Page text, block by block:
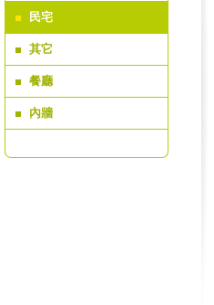
民宅
其它
餐廳
內牆